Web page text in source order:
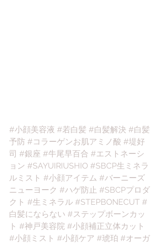
#小顔美容液 #若白髪 #白髪解決 #白髪
予防 #コラーゲンお肌アミノ酸 #堤好
司 #銀座 #牛尾早百合 #エストネーシ
ョン #SAYUIRIUSHIO #SBCP生ミネラ
ルミスト #小顔アイテム #バーニーズ
ニューヨーク #ハゲ防止 #SBCPプロダ
クト #生ミネラル #STEPBONECUT #
白髪にならない #ステップボーンカッ
ト #神戸美容院 #小顔補正立体カット
#小顔ミスト #小顔ケア #琥珀 #オーガ